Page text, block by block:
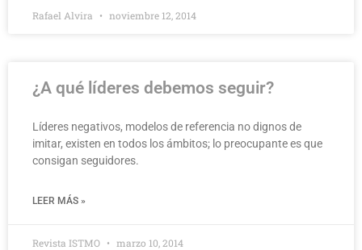
Rafael Alvira noviembre 12, 2014
¿A qué líderes debemos seguir?
Líderes negativos, modelos de referencia no dignos de
imitar, existen en todos los ámbitos; lo preocupante es que
consigan seguidores.
LEER MÁS »
Revista ISTMO marzo 10, 2014